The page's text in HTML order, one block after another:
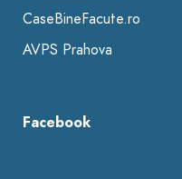
CaseBineFacute.ro
AVPS Prahova
Facebook